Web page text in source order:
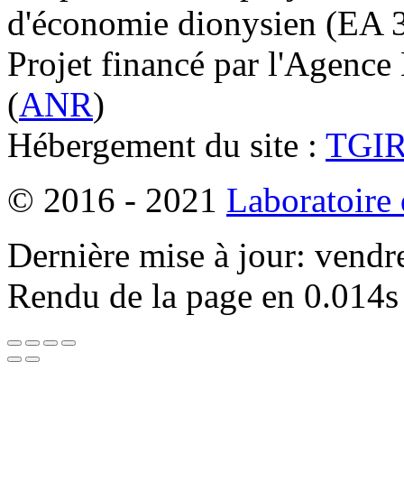
d'économie dionysien
Projet financé par l'Agence
(ANR)
Hébergement du site :
© 2016 - 2021 Laboratoire
Dernière mise à jour:
Rendu de la page en 0.014s